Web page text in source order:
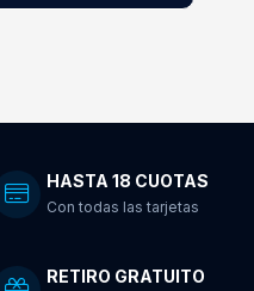
HASTA 18 CUOTAS
Con todas las tarjetas
RETIRO GRATUITO